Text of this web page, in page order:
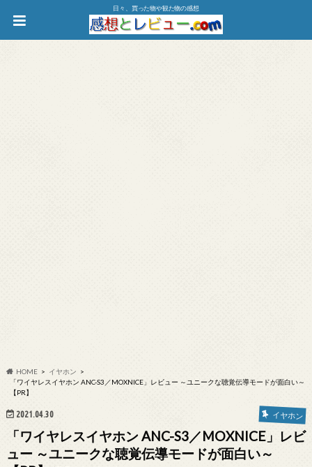
日々、買った物や観た物の感想
HOME
イヤホン
「ワイヤレスイヤホン ANC-S3／MOXNICE」レビュー ～ユニークな聴覚伝導モードが面白い～
【PR】
2021.04.30 イヤホン
「ワイヤレスイヤホン ANC-S3／MOXNICE」レビ
ュー ～ユニークな聴覚伝導モードが面白い～